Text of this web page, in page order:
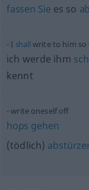
fassen Sie es so ab
I shall write to him so
ich werde ihm
kennt
write oneself off
hops gehen
(tödlich)